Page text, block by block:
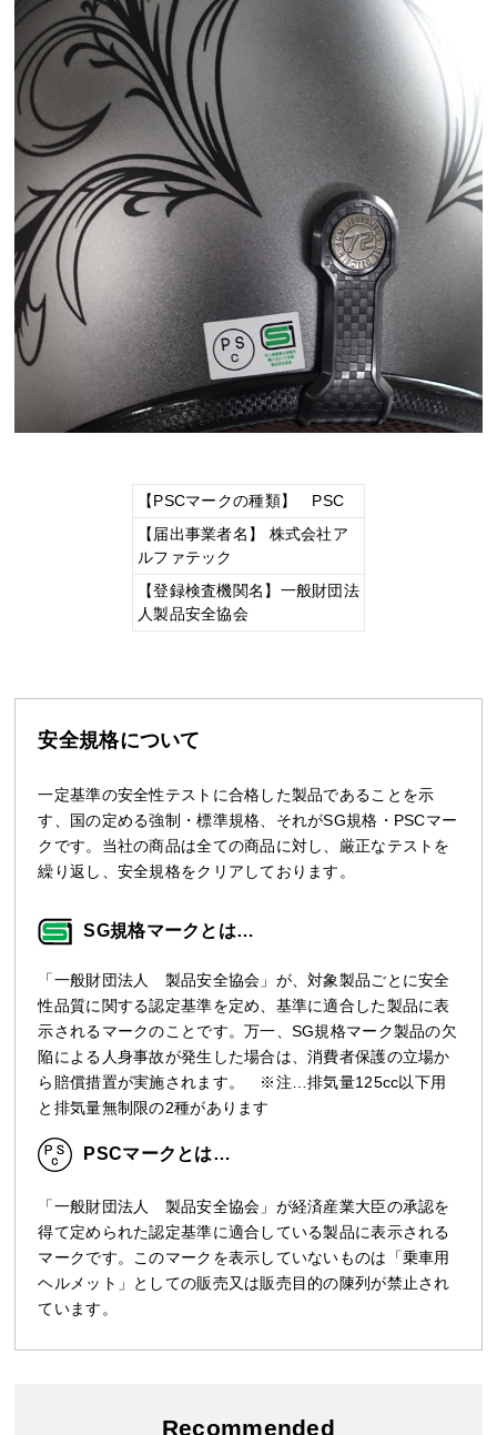
【PSCマークの種類】 PSC
【届出事業者名】 株式会社ア
ルファテック
【登録検査機関名】一般財団法
人製品安全協会
安全規格について
一定基準の安全性テストに合格した製品であることを示
す、国の定める強制・標準規格、それがSG規格・PSCマー
クです。当社の商品は全ての商品に対し、厳正なテストを
繰り返し、安全規格をクリアしております。
SG規格マークとは…
「一般財団法人 製品安全協会」が、対象製品ごとに安全
性品質に関する認定基準を定め、基準に適合した製品に表
示されるマークのことです。万一、SG規格マーク製品の欠
陥による人身事故が発生した場合は、消費者保護の立場か
ら賠償措置が実施されます。 ※注…排気量125cc以下用
と排気量無制限の2種があります
PSCマークとは…
「一般財団法人 製品安全協会」が経済産業大臣の承認を
得て定められた認定基準に適合している製品に表示される
マークです。このマークを表示していないものは「乗車用
ヘルメット」としての販売又は販売目的の陳列が禁止され
ています。
Recommended